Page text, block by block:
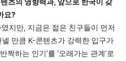
요?
지만, 지금은 젊은 친구들이 먼저
만큼 K-콘텐츠가 강력한 입구가
짝하는 인기’를 ‘오래가는 관계’로